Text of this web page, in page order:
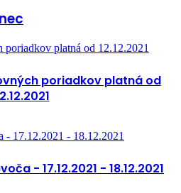
poriadkov platná od 12.12.2021
poriadkov platná od
- 17.12.2021 - 18.12.2021
- 17.12.2021 - 18.12.2021